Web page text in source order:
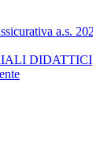
a.s.
DIDATTICI